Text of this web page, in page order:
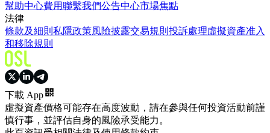
幫助中心費用聯繫我們公告中心市場焦點
法律
條款及細則 私隱政策風險披露交易規則 投訴處理虛擬資產准入
和移除規則
下載 App
虛擬資產價格可能存在高度波動，請在參與任何投資活動前謹
慎行事，並評估自身的風險承受能力。